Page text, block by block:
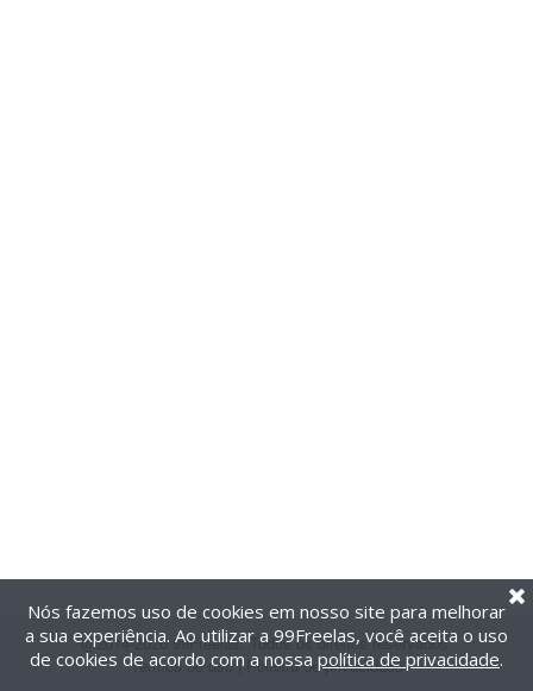
@2014-2026 99Freelas. Todos os direitos reservados.
Termos de uso| Política de privacidade
Nós fazemos uso de cookies em nosso site para melhorar
a sua experiência. Ao utilizar a 99Freelas, você aceita o uso
de cookies de acordo com a nossa política de privacidade.